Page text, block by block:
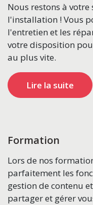
Nous restons à votre
l'installation ! Vous
l'entretien et les
votre disposition
au plus vite.
Lire la suite
Formation
Lors de nos
parfaitement les
gestion de contenu
partager et gérer